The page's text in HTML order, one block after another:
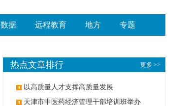
数据 远程教育 地方 专题
更多 >>
热点文章排行
以高质量人才支撑高质量发展
天津市中医药经济管理干部培训班举办